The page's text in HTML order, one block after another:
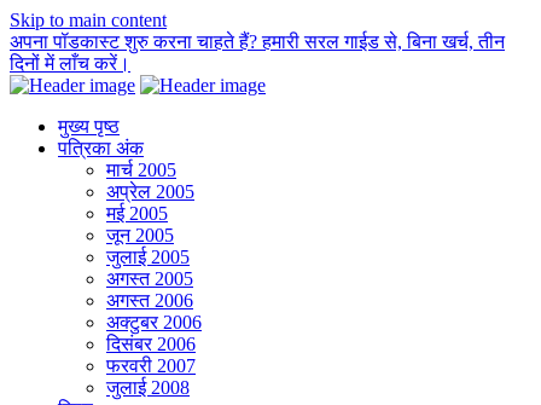
Skip to main content
अपना पॉडकास्ट शुरु करना चाहते हैं? हमारी सरल गाईड से, बिना खर्च, तीन
दिनों में लाँच करें।
मुख्य पृष्ठ
पत्रिका अंक
मार्च 2005
अप्रेल 2005
मई 2005
जून 2005
जुलाई 2005
अगस्त 2005
अगस्त 2006
अक्टुबर 2006
दिसंबर 2006
फरवरी 2007
जुलाई 2008